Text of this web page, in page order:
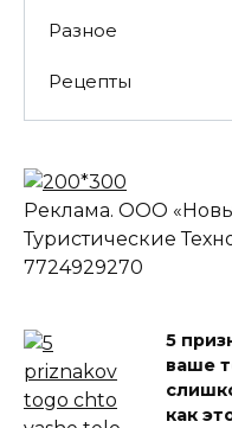
Разное
Рецепты
Реклама. ООО
Туристические
7724929270
5
ваше
как